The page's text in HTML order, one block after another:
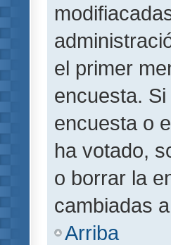
el primer
encuesta.
encuesta o
ha votado,
o borrar la
cambiadas
Arriba